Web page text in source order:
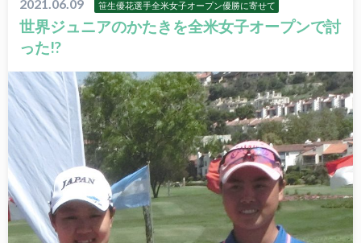
2021.06.09 笹生優花選手全米女子オープン優勝に寄せて
世界ジュニアのかたきを全米女子オープンで討
った!?